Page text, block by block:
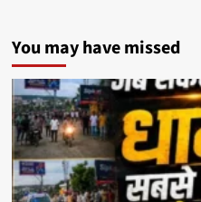
You may have missed